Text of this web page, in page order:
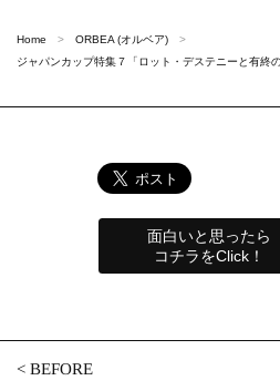
Home
ORBEA (オルベア)
ジャパンカップ特集７「ロット・デステニーと有終
面白いと思ったら
コチラをClick！
<BEFORE